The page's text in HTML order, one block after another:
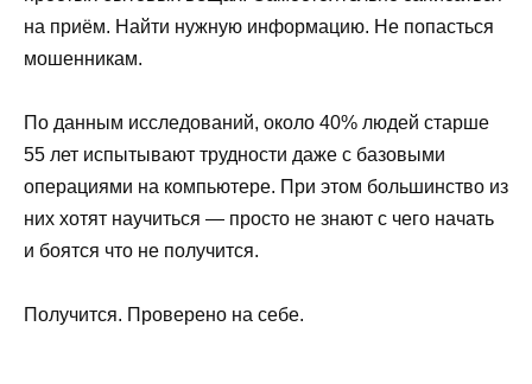
на приём. Найти нужную информацию. Не попасться
мошенникам.
По данным исследований, около 40% людей старше
55 лет испытывают трудности даже с базовыми
операциями на компьютере. При этом большинство из
них хотят научиться — просто не знают с чего начать
и боятся что не получится.
Получится. Проверено на себе.